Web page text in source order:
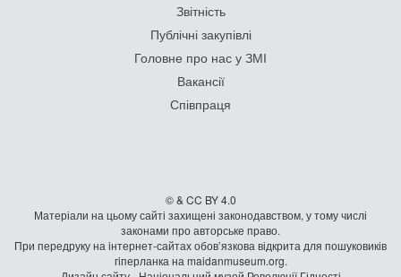
Звітність
Публічні закупівлі
Головне про нас у ЗМІ
Вакансії
Співпраця
© & CC BY 4.0
Матеріали на цьому сайті захищені законодавством, у тому числі
законами про авторське право.
При передруку на iнтернет-сайтах обов’язкова відкрита для пошуковиків
гiперланка на maidanmuseum.org.